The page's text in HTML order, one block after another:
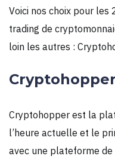
Voici nos choix pour
trading de
loin les autres :
Cryptohopper
Cryptohopper est la
l’heure actuelle et le
avec une plateforme